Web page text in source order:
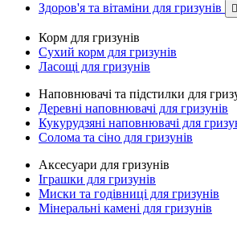
Здоров'я та вітаміни для гризунів 
Корм для гризунів
Сухий корм для гризунів
Ласощі для гризунів
Наповнювачі та підстилки для
Деревні наповнювачі для гризунів
Кукурудзяні наповнювачі для
Солома та сіно для гризунів
Аксесуари для гризунів
Іграшки для гризунів
Миски та годівниці для гризунів
Мінеральні камені для гризунів